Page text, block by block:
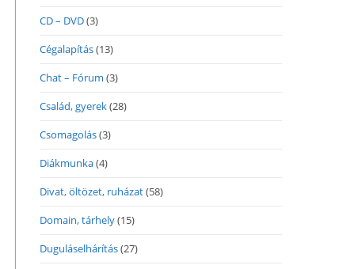
CD – DVD(3)
Cégalapítás(13)
Chat – Fórum (3)
Család, gyerek(28)
Csomagolás(3)
Diákmunka(4)
Divat, öltözet, ruházat(58)
Domain, tárhely(15)
Duguláselhárítás(27)